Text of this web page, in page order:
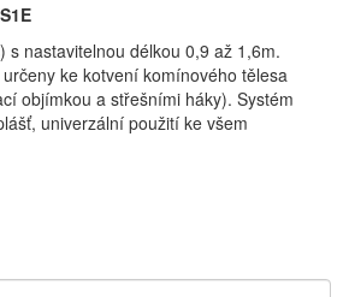
s nastavitelnou délkou 0,9 až 1,6m.
ke kotvení komínového tělesa
objímkou a střešními háky). Systém
univerzální použití ke všem